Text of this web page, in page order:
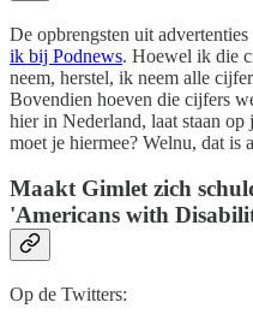
De opbrengsten uit
ik bij Podnews. Hoewel ik die
neem, herstel, ik neem alle
Bovendien hoeven die cijfers
hier in Nederland, laat staan
moet je hiermee? Welnu, dat is
Maakt Gimlet zich
'Americans with
Op de Twitters: